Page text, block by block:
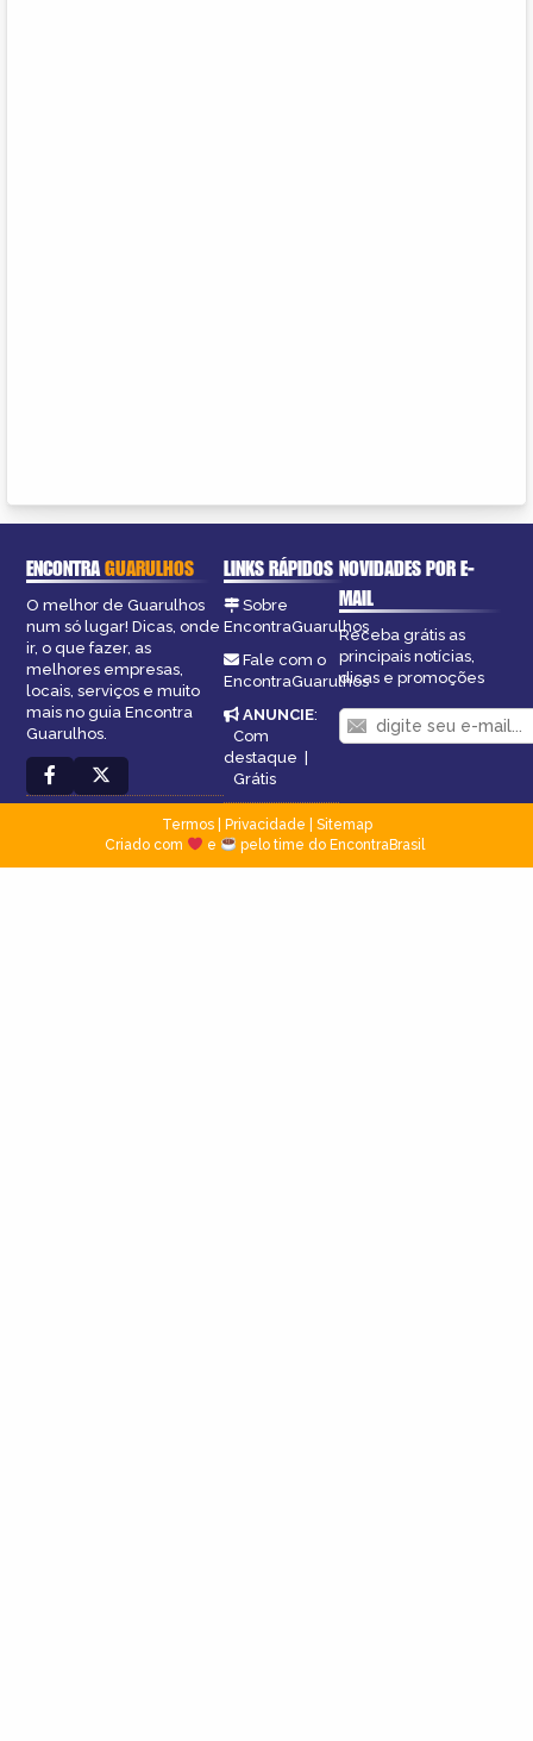
ENCONTRAGUARULHOS
O melhor de Guarulhos
num só lugar! Dicas, onde
ir, o que fazer, as
melhores empresas,
locais, serviços e muito
mais no guia Encontra
Guarulhos.
LINKS RÁPIDOS
Sobre
EncontraGuarulhos
Fale com o
EncontraGuarulhos
ANUNCIE:
Com
destaque |
Grátis
NOVIDADES POR E-
MAIL
Receba grátis as
principais notícias,
dicas e promoções
Termos| Privacidade
Sitemap
Criado com
e pelo time do EncontraBrasil